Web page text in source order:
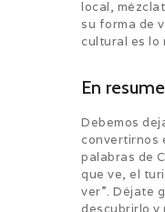
local,
su forma de
cultural es lo
En
Debemos
convertirnos
palabras de
que ve, el
ver”. Déjate
descubrirlo y